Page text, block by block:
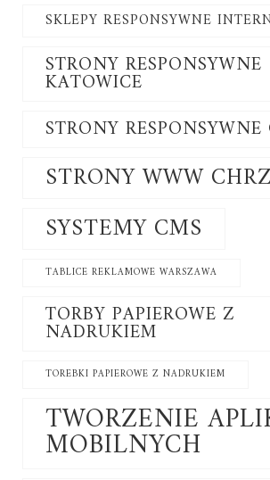
SKLEPY RESPONSYWNE
STRONY RESPONSYWNE
KATOWICE
STRONY RESPONSYWNE
STRONY WWW
SYSTEMY CMS
TABLICE REKLAMOWE WARSZAWA
TORBY PAPIEROWE Z
NADRUKIEM
TOREBKI PAPIEROWE Z NADRUKIEM
TWORZENIE
MOBILNYCH